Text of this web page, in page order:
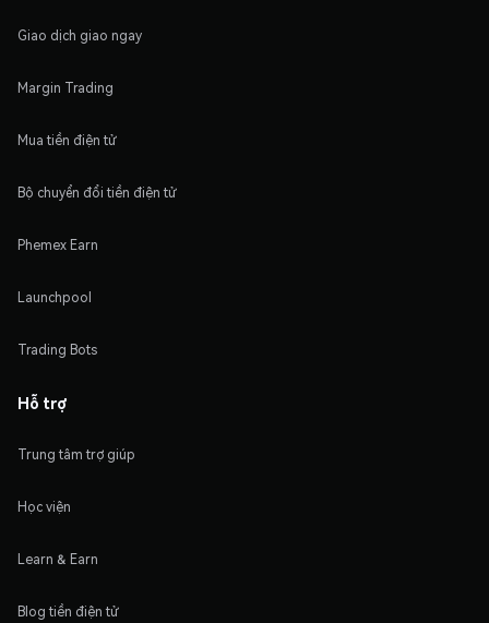
Giao dịch giao ngay
Margin Trading
Mua tiền điện tử
Bộ chuyển đổi tiền điện tử
Phemex Earn
Launchpool
Trading Bots
Hỗ trợ
Trung tâm trợ giúp
Học viện
Learn & Earn
Blog tiền điện tử